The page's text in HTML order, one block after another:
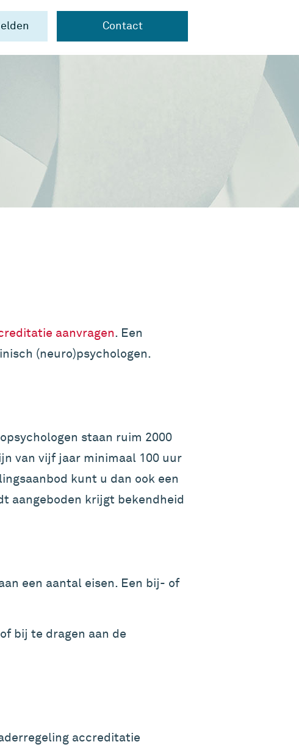
Contact
aanvragen. Een
(neuro)psychologen.
staan ruim 2000
van vijf jaar minimaal 100 uur
kunt u dan ook een
aangeboden krijgt bekendheid
een aantal eisen. Een bij- of
bij te dragen aan de
accreditatie